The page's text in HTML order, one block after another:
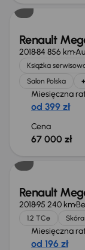
Renault
201884 856 km
Książka
Salon Polska
Miesięczna
od 399 zł
Cena
67 000 zł
Renault
201895 240 km
1.2 TCe Skóra
Miesięczna
od 196 zł